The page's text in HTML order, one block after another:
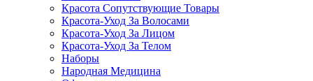
Красота Сопутствующие Товары
Красота-Уход За Волосами
Красота-Уход За Лицом
Красота-Уход За Телом
Наборы
Народная Медицина